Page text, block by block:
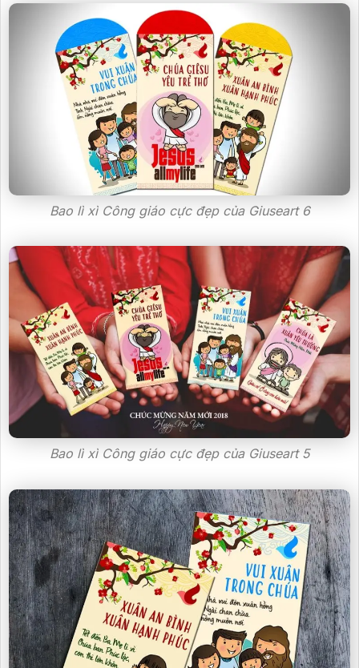
Bao lì xì Công giáo cực đẹp của Giuseart 6
Bao lì xì Công giáo cực đẹp của Giuseart 5